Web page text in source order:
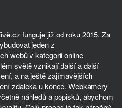
funguje již od roku 2015. Za
jeden z
webů v kategorii online
světě vznikají další a další
a na ještě zajímavějších
zdaleka u konce. Webkamery
náhledů a popisků, abychom